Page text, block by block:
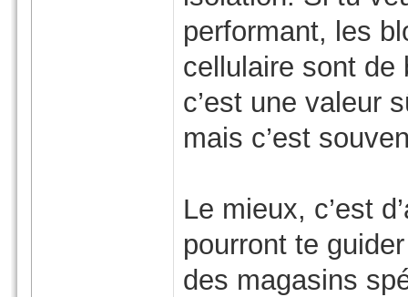
performant, les
cellulaire sont de
c’est une valeur
mais c’est
Le mieux, c’est
pourront te
des magasins